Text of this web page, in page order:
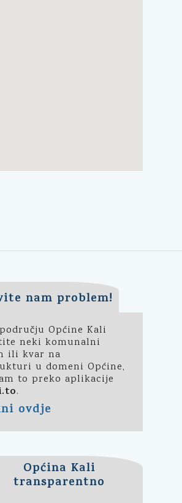
nam problem!
Općine Kali
neki komunalni
ili kvar na
u domeni Općine,
to preko aplikacije
.
ovdje
Općina Kali
transparentno